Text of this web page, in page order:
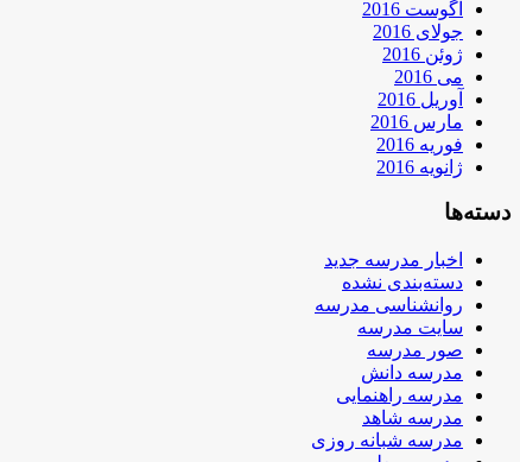
آگوست 2016
جولای 2016
ژوئن 2016
می 2016
آوریل 2016
مارس 2016
فوریه 2016
ژانویه 2016
دسته‌ها
اخبار مدرسه جدید
دسته‌بندی نشده
روانشناسی مدرسه
سایت مدرسه
صور مدرسه
مدرسه دانش
مدرسه راهنمایی
مدرسه شاهد
مدرسه شبانه روزی